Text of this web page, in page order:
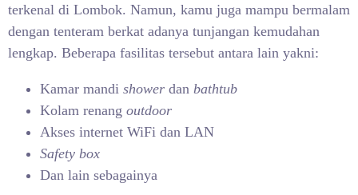
terkenal di Lombok. Namun, kamu juga mampu bermalam
dengan tenteram berkat adanya tunjangan kemudahan
lengkap. Beberapa fasilitas tersebut antara lain yakni:
Kamar mandi shower dan bathtub
Kolam renang outdoor
Akses internet WiFi dan LAN
Safety box
Dan lain sebagainya